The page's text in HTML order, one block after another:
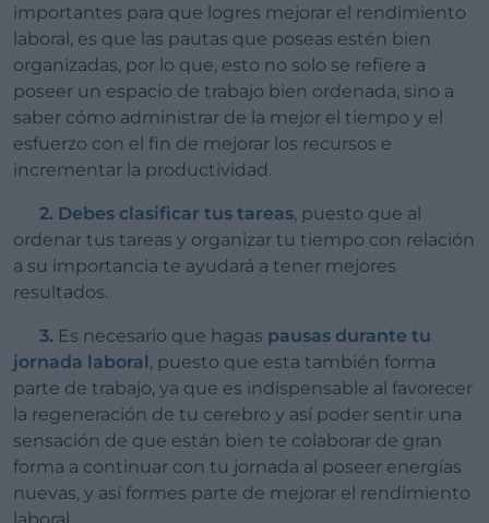
importantes para que logres mejorar el rendimiento
laboral, es que las pautas que poseas estén bien
organizadas, por lo que, esto no solo se refiere a
poseer un espacio de trabajo bien ordenada, sino a
saber cómo administrar de la mejor el tiempo y el
esfuerzo con el fin de mejorar los recursos e
incrementar la productividad.
2. Debes clasificar tus tareas, puesto que al
ordenar tus tareas y organizar tu tiempo con relación
a su importancia te ayudará a tener mejores
resultados.
3. Es necesario que hagas pausas durante tu
jornada laboral, puesto que esta también forma
parte de trabajo, ya que es indispensable al favorecer
la regeneración de tu cerebro y así poder sentir una
sensación de que están bien te colaborar de gran
forma a continuar con tu jornada al poseer energías
nuevas, y así formes parte de mejorar el rendimiento